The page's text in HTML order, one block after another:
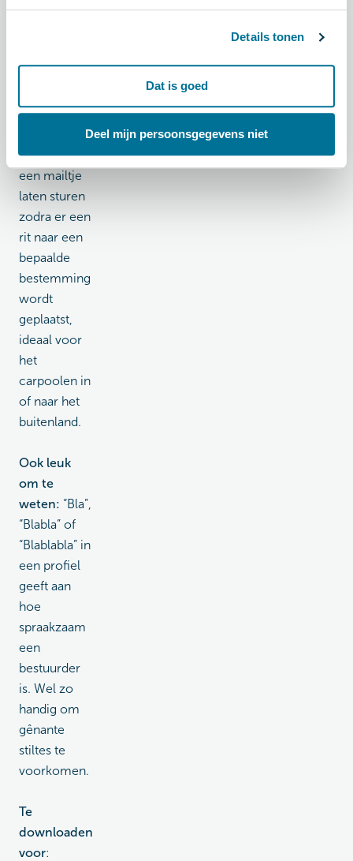
Details tonen
Dat is goed
Deel mijn persoonsgegevens niet
zodat je snel
Heb je geen
zoeken? Dan
automatisch
een mailtje
laten sturen
zodra er een
rit naar een
bepaalde
bestemming
wordt
geplaatst,
ideaal voor
het
carpoolen in
of naar het
buitenland.
Ook leuk
om te
weten: “Bla”,
“Blabla” of
“Blablabla” in
een profiel
geeft aan
hoe
spraakzaam
een
bestuurder
is. Wel zo
handig om
gênante
stiltes te
voorkomen.
Te
downloaden
voor: